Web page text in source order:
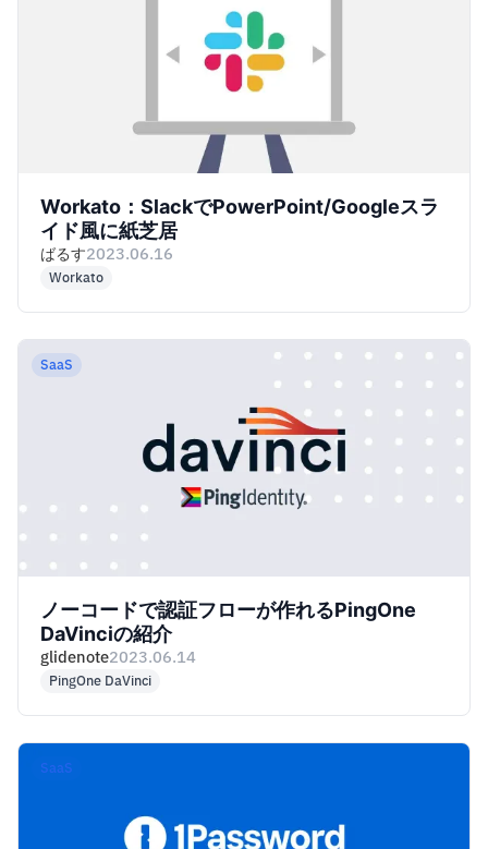
Workato：SlackでPowerPoint/Googleスラ
イド風に紙芝居
ばるす2023.06.16
Workato
SaaS
ノーコードで認証フローが作れるPingOne
DaVinciの紹介
glidenote2023.06.14
PingOne DaVinci
SaaS